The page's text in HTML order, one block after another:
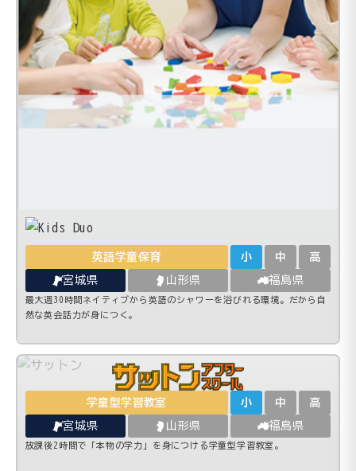
英語学童保育 小 中 高
宮城県 山形県 福島県
最大週30時間ネイティブから英語のシャワーを浴びれる環境。だから自
然な英会話力が身につく。
学童型学習教室 小 中 高
宮城県 山形県 福島県
放課後2時間で「本物の学力」を身につける学童型学習教室。